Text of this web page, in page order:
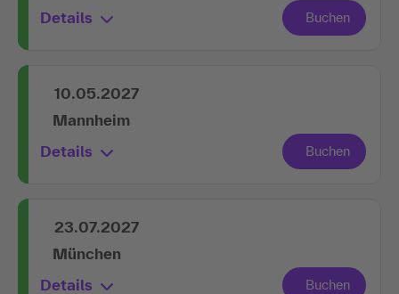
Details
10.05.2027
Mannheim
Details
23.07.2027
München
Details